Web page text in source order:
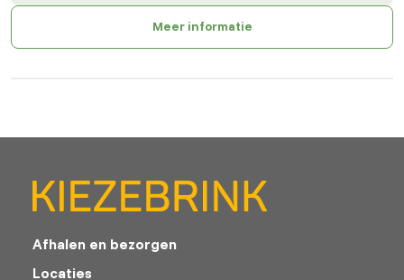
Meer informatie
Afhalen en bezorgen
Locaties